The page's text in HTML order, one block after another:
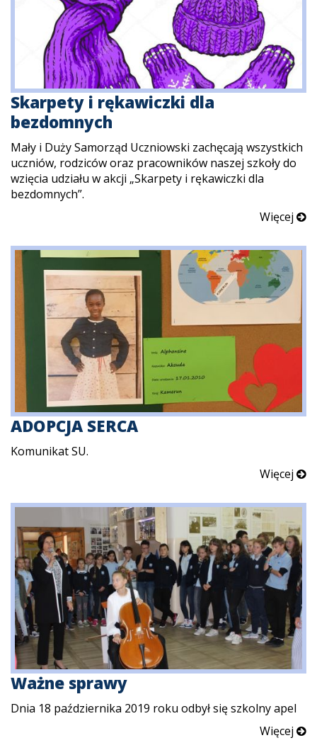
Skarpety i rękawiczki dla
bezdomnych
Mały i Duży Samorząd Uczniowski zachęcają wszystkich
uczniów, rodziców oraz pracowników naszej szkoły do
wzięcia udziału w akcji „Skarpety i rękawiczki dla
bezdomnych”.
Więcej
ADOPCJA SERCA
Komunikat SU.
Więcej
Ważne sprawy
Dnia 18 października 2019 roku odbył się szkolny apel
Więcej